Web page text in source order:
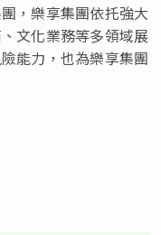
，樂享集團依托強大
文化業務等多領域展
能力，也為樂享集團